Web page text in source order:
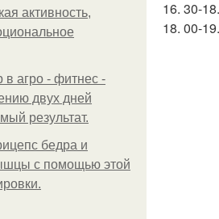
активность,
в агро - фитнес -
двух дней
результат.
бедра и
с помощью этой
16. 30-
18. 00-